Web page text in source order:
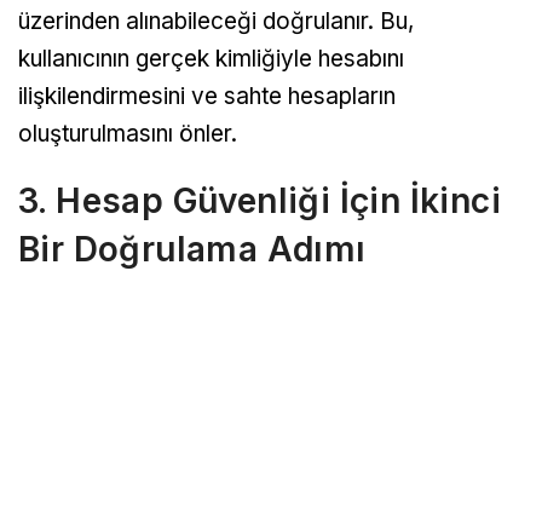
üzerinden alınabileceği doğrulanır. Bu,
kullanıcının gerçek kimliğiyle hesabını
ilişkilendirmesini ve sahte hesapların
oluşturulmasını önler.
3. Hesap Güvenliği İçin İkinci
Bir Doğrulama Adımı